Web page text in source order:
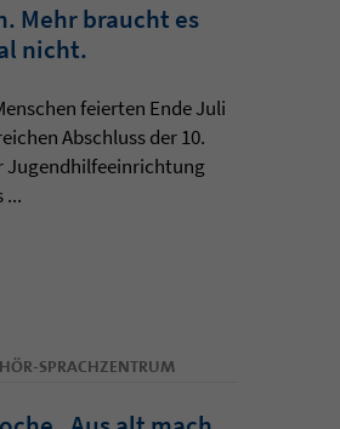
Mehr braucht es
nicht.
feierten Ende Juli
Abschluss der 10.
Jugendhilfeeinrichtung
...
HÖR-SPRACHZENTRUM